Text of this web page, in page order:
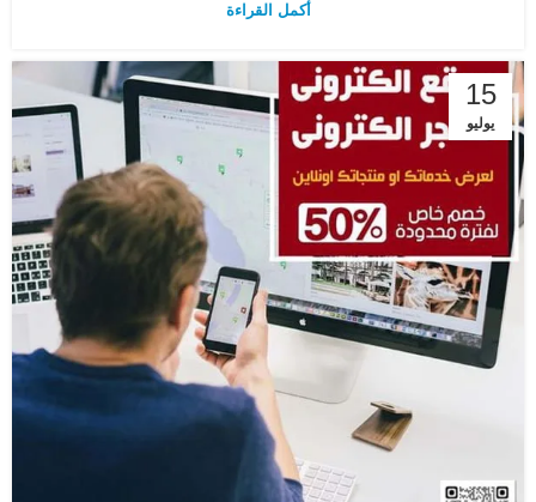
أكمل القراءة
15
يوليو